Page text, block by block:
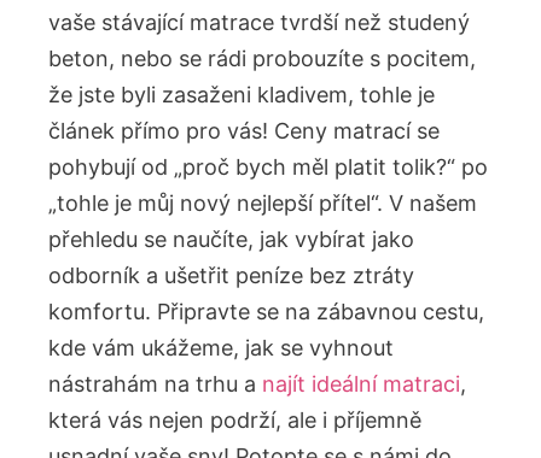
vaše stávající matrace tvrdší než studený
beton, nebo se rádi probouzíte s pocitem,
že jste byli zasaženi kladivem, tohle je
článek přímo pro vás! Ceny matrací se
pohybují od „proč bych měl platit tolik?“ po
„tohle je můj nový nejlepší přítel“. V našem
přehledu se naučíte, jak vybírat jako
odborník a ušetřit peníze bez ztráty
komfortu. Připravte se na zábavnou cestu,
kde vám ukážeme, jak se vyhnout
nástrahám na trhu a najít ideální matraci,
která vás nejen podrží, ale i příjemně